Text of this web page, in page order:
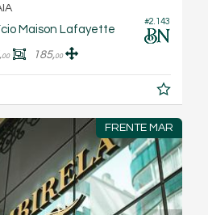
#2.143
Maison Lafayette
00 185,00
FRENTE MAR